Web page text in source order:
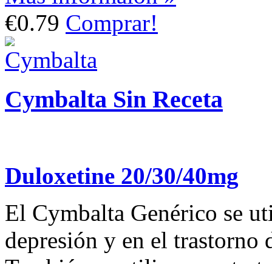
€0.79 Comprar!
Cymbalta Sin Receta
Duloxetine 20/30/40mg
El Cymbalta Genérico se
depresión y en el trastorno